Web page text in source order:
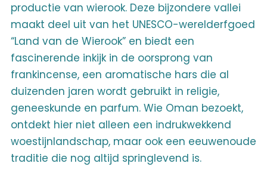
productie van wierook. Deze bijzondere vallei
maakt deel uit van het UNESCO-werelderfgoed
“Land van de Wierook” en biedt een
fascinerende inkijk in de oorsprong van
frankincense, een aromatische hars die al
duizenden jaren wordt gebruikt in religie,
geneeskunde en parfum. Wie Oman bezoekt,
ontdekt hier niet alleen een indrukwekkend
woestijnlandschap, maar ook een eeuwenoude
traditie die nog altijd springlevend is.